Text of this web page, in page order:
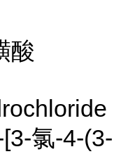
酸
氯-4-(3-